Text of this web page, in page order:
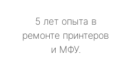
5 лет опыта в
ремонте принтеров
и МФУ.